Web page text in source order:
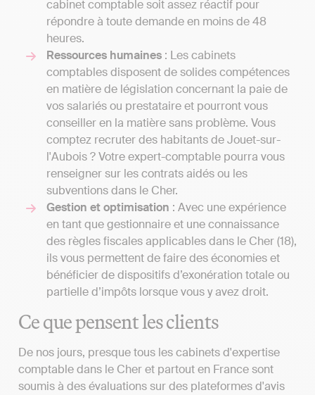
cabinet comptable soit assez réactif pour
répondre à toute demande en moins de 48
heures.
Ressources humaines : Les cabinets
comptables disposent de solides compétences
en matière de législation concernant la paie de
vos salariés ou prestataire et pourront vous
conseiller en la matière sans problème. Vous
comptez recruter des habitants de Jouet-sur-
l'Aubois ? Votre expert-comptable pourra vous
renseigner sur les contrats aidés ou les
subventions dans le Cher.
Gestion et optimisation : Avec une expérience
en tant que gestionnaire et une connaissance
des règles fiscales applicables dans le Cher (18),
ils vous permettent de faire des économies et
bénéficier de dispositifs d’exonération totale ou
partielle d’impôts lorsque vous y avez droit.
Ce que pensent les clients
De nos jours, presque tous les cabinets d'expertise
comptable dans le Cher et partout en France sont
soumis à des évaluations sur des plateformes d'avis